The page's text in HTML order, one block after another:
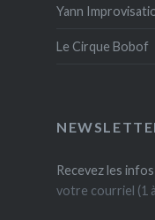
Yann
Le Cirque Bobof
Recevez les infos
votre courriel (1